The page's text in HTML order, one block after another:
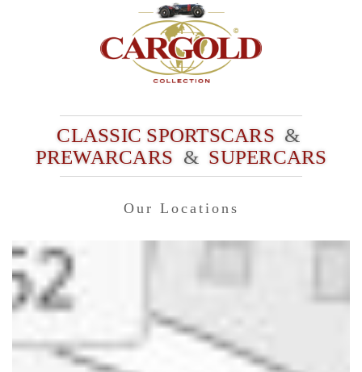
CLASSIC SPORTSCARS &
PREWARCARS & SUPERCARS
Our Locations